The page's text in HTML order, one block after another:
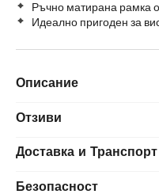
Ръчно матирана рамка
Идеално пригоден за
Описание
Отзиви
Доставка и Транспорт
Безопасност